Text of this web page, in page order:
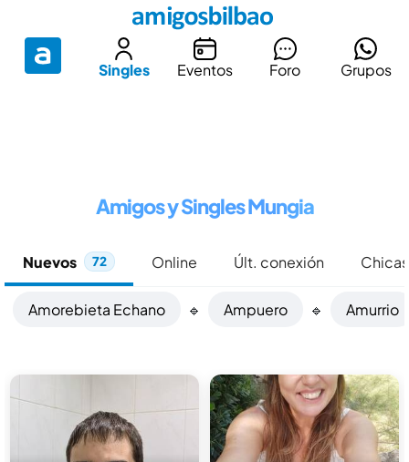
Singles Eventos Foro Grupos
Amigos y Singles Mungia
Nuevos 72 Online Últ. conexión Chicas
Amorebieta Echano 🔹 Ampuero 🔹 Amurrio